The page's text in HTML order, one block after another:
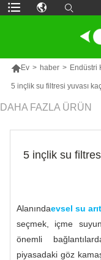
Ev > haber > Endüstri
5 inçlik su filtresi yuvası
DAHA FAZLA ÜRÜN
5 inçlik su
Alanındaevsel su
seçmek, içme
önemli
piyasadaki göz